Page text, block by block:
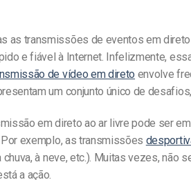
as transmissões de eventos em
e fiável à Internet. Infelizmente,
de vídeo em direto envolve
um conjunto único de
em direto ao ar livre pode ser
exemplo, as transmissões
à neve, etc.). Muitas vezes, não
a ação.